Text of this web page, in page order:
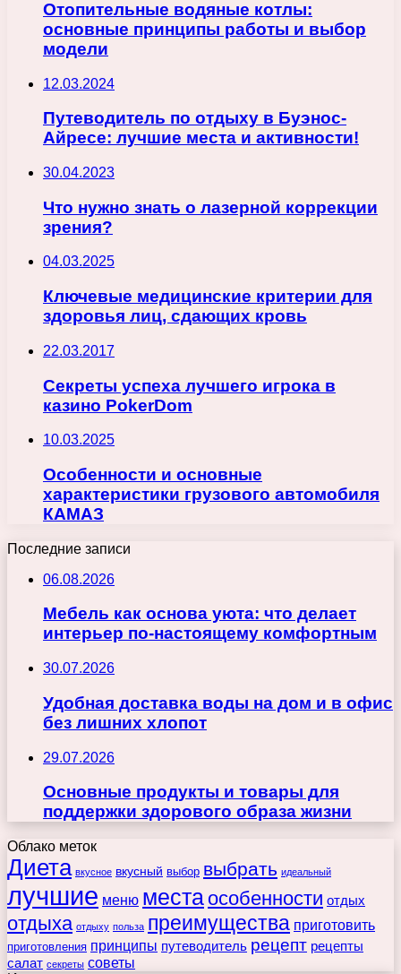
Отопительные водяные котлы:
основные принципы работы и выбор
модели
12.03.2024
Путеводитель по отдыху в Буэнос-
Айресе: лучшие места и активности!
30.04.2023
Что нужно знать о лазерной коррекции
зрения?
04.03.2025
Ключевые медицинские критерии для
здоровья лиц, сдающих кровь
22.03.2017
Секреты успеха лучшего игрока в
казино PokerDom
10.03.2025
Особенности и основные
характеристики грузового автомобиля
КАМАЗ
Последние записи
06.08.2026
Мебель как основа уюта: что делает
интерьер по-настоящему комфортным
30.07.2026
Удобная доставка воды на дом и в офис
без лишних хлопот
29.07.2026
Основные продукты и товары для
поддержки здорового образа жизни
Облако меток
Диета вкусное вкусный выбор выбрать идеальный
лучшие меню места особенности отдых
отдыха отдыху польза преимущества приготовить
приготовления принципы путеводитель рецепт рецепты
салат секреты советы